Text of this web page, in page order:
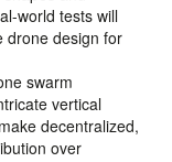
world tests will
drone design for
swarm
vertical
decentralized,
over